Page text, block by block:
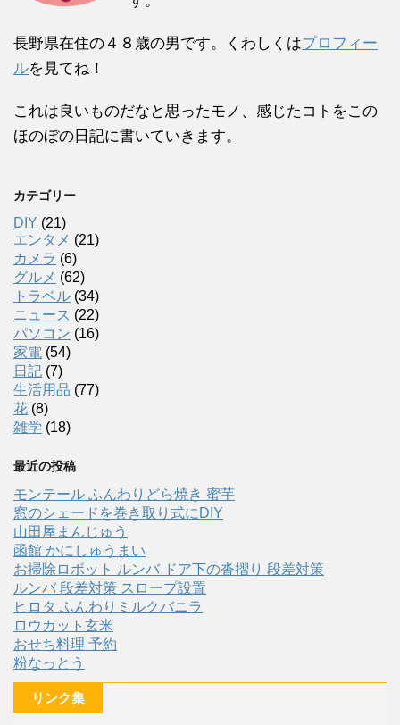
長野県在住の４８歳の男です。くわしくはプロフィー
ルを見てね！
これは良いものだなと思ったモノ、感じたコトをこの
ほのぼの日記に書いていきます。
カテゴリー
DIY (21)
エンタメ (21)
カメラ (6)
グルメ (62)
トラベル (34)
ニュース (22)
パソコン (16)
家電 (54)
日記 (7)
生活用品 (77)
花 (8)
雑学 (18)
最近の投稿
モンテール ふんわりどら焼き 蜜芋
窓のシェードを巻き取り式にDIY
山田屋まんじゅう
函館 かにしゅうまい
お掃除ロボット ルンバ ドア下の沓摺り 段差対策
ルンバ 段差対策 スロープ設置
ヒロタ ふんわりミルクバニラ
ロウカット玄米
おせち料理 予約
粉なっとう
リンク集